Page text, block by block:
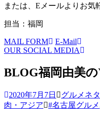
または、Eメールよりお気
担当：福岡
MAIL FORM
E-Mail
OUR SOCIAL MEDIA
BLOG福岡由美
2020年7月7日 グルメネタ
肉・アジア
#名古屋グルメ